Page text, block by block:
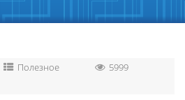
Полезное
5999